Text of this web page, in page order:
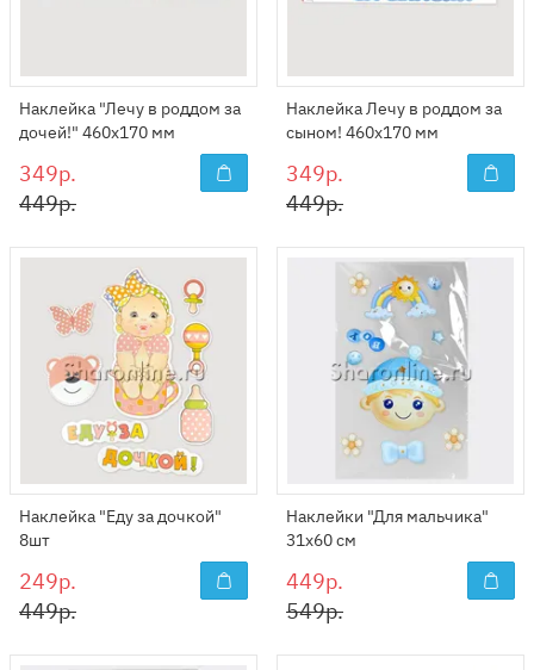
Наклейка "Лечу в роддом за
дочей!" 460x170 мм
349р.
449р.
Наклейка Лечу в роддом за
сыном! 460x170 мм
349р.
449р.
Наклейка "Еду за дочкой"
8шт
249р.
449р.
Наклейки "Для мальчика"
31х60 см
449р.
549р.